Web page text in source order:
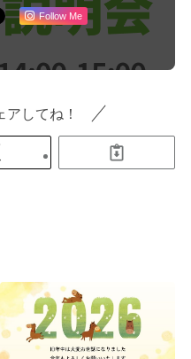
Follow Me
アしてね！